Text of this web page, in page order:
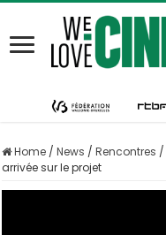
Home / News / Rencontres /
arrivée sur le projet